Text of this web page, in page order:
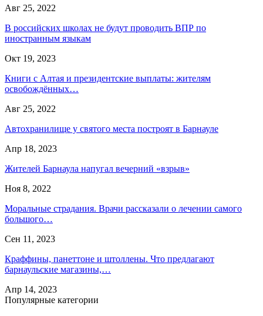
Авг 25, 2022
В российских школах не будут проводить ВПР по
иностранным языкам
Окт 19, 2023
Книги с Алтая и президентские выплаты: жителям
освобождённых…
Авг 25, 2022
Автохранилище у святого места построят в Барнауле
Апр 18, 2023
Жителей Барнаула напугал вечерний «взрыв»
Ноя 8, 2022
Моральные страдания. Врачи рассказали о лечении самого
большого…
Сен 11, 2023
Краффины, панеттоне и штоллены. Что предлагают
барнаульские магазины,…
Апр 14, 2023
Популярные категории